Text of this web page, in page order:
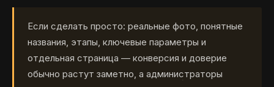
Если сделать просто: реальные фото, понятные
названия, этапы, ключевые параметры и
отдельная страница — конверсия и доверие
обычно растут заметно, а администраторы